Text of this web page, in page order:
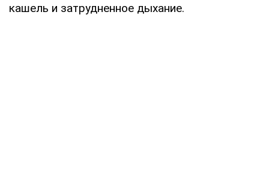
кашель и затрудненное дыхание.